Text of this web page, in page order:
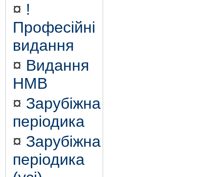
¤ !
Професійні
видання
¤ Видання
НМВ
¤ Зарубіжна
періодика
¤ Зарубіжна
періодика